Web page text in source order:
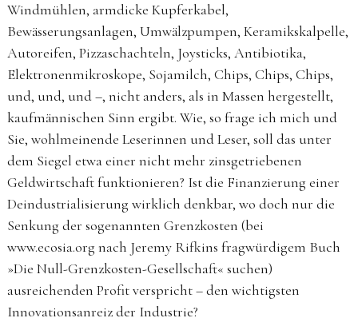
Windmühlen, armdicke Kupferkabel,
Bewässerungsanlagen, Umwälzpumpen, Keramikskalpelle,
Autoreifen, Pizzaschachteln, Joysticks, Antibiotika,
Elektronenmikroskope, Sojamilch, Chips, Chips, Chips,
und, und, und –, nicht anders, als in Massen hergestellt,
kaufmännischen Sinn ergibt. Wie, so frage ich mich und
Sie, wohlmeinende Leserinnen und Leser, soll das unter
dem Siegel etwa einer nicht mehr zinsgetriebenen
Geldwirtschaft funktionieren? Ist die Finanzierung einer
Deindustrialisierung wirklich denkbar, wo doch nur die
Senkung der sogenannten Grenzkosten (bei
www.ecosia.org nach Jeremy Rifkins fragwürdigem Buch
»Die Null-Grenzkosten-Gesellschaft« suchen)
ausreichenden Profit verspricht – den wichtigsten
Innovationsanreiz der Industrie?